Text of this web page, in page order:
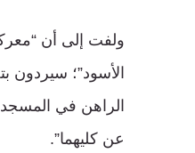
ولفت إلى أن
الأسود”؛ سيردون
الراهن في المسجد
عن كليهما”.